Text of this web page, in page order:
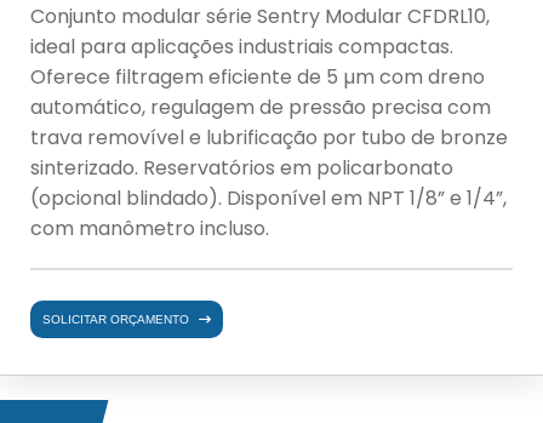
Conjunto modular série Sentry Modular CFDRL10,
ideal para aplicações industriais compactas.
Oferece filtragem eficiente de 5 µm com dreno
automático, regulagem de pressão precisa com
trava removível e lubrificação por tubo de bronze
sinterizado. Reservatórios em policarbonato
(opcional blindado). Disponível em NPT 1/8” e 1/4”,
com manômetro incluso.
SOLICITAR ORÇAMENTO